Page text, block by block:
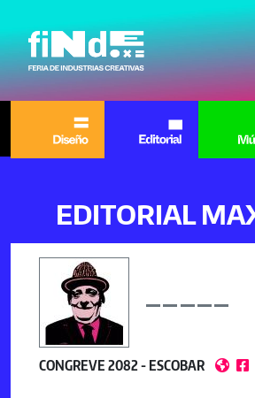
EDITORIAL
CONGREVE 2082 - ESCOBAR  